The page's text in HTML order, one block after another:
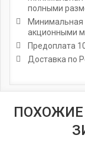
полными
Минимальная
акционными
Предоплата
Доставка по